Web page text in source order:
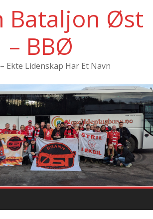
Bataljon Øst
– BBØ
Ekte Lidenskap Har Et Navn